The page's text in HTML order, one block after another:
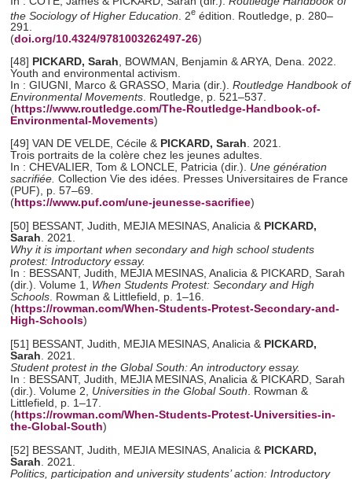
the Sociology of Higher Education . 2e édition. Routledge, p. 280–
291.
(doi.org/10.4324/9781003262497-26)
[48] PICKARD, Sarah, BOWMAN, Benjamin & ARYA, Dena. 2022.
Youth and environmental activism.
In : GIUGNI, Marco & GRASSO, Maria (dir.). Routledge Handbook of
Environmental Movements. Routledge, p. 521–537.
(https://www.routledge.com/The-Routledge-Handbook-of-
Environmental-Movements)
[49] VAN DE VELDE, Cécile & PICKARD, Sarah . 2021.
Trois portraits de la colère chez les jeunes adultes.
In : CHEVALIER, Tom & LONCLE, Patricia (dir.). Une génération
sacrifiée. Collection Vie des idées. Presses Universitaires de France
(PUF), p. 57–69.
(https://www.puf.com/une-jeunesse-sacrifiee)
[50] BESSANT, Judith, MEJIA MESINAS, Analicia & PICKARD,
Sarah . 2021.
Why it is important when secondary and high school students
protest: Introductory essay.
In : BESSANT, Judith, MEJIA MESINAS, Analicia & PICKARD, Sarah
(dir.). Volume 1, When Students Protest: Secondary and High
Schools . Rowman & Littlefield, p. 1–16.
(https://rowman.com/When-Students-Protest-Secondary-and-
High-Schools)
[51] BESSANT, Judith, MEJIA MESINAS, Analicia & PICKARD,
Sarah . 2021.
Student protest in the Global South: An introductory essay.
In : BESSANT, Judith, MEJIA MESINAS, Analicia & PICKARD, Sarah
(dir.). Volume 2, Universities in the Global South . Rowman &
Littlefield, p. 1–17.
(https://rowman.com/When-Students-Protest-Universities-in-
the-Global-South)
[52] BESSANT, Judith, MEJIA MESINAS, Analicia & PICKARD,
Sarah . 2021.
Politics, participation and university students’ action: Introductory